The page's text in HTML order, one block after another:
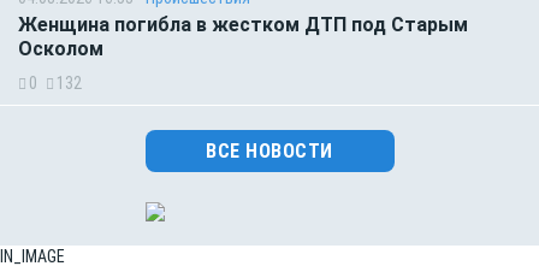
Женщина погибла в жестком ДТП под Старым
Осколом
0 132
ВСЕ НОВОСТИ
IN_IMAGE